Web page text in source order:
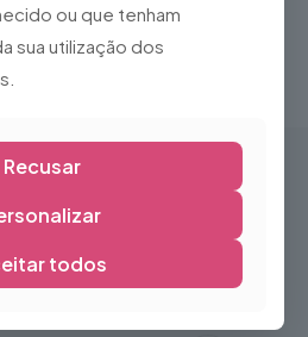
ou que tenham
sua utilização dos
Recusar
todos